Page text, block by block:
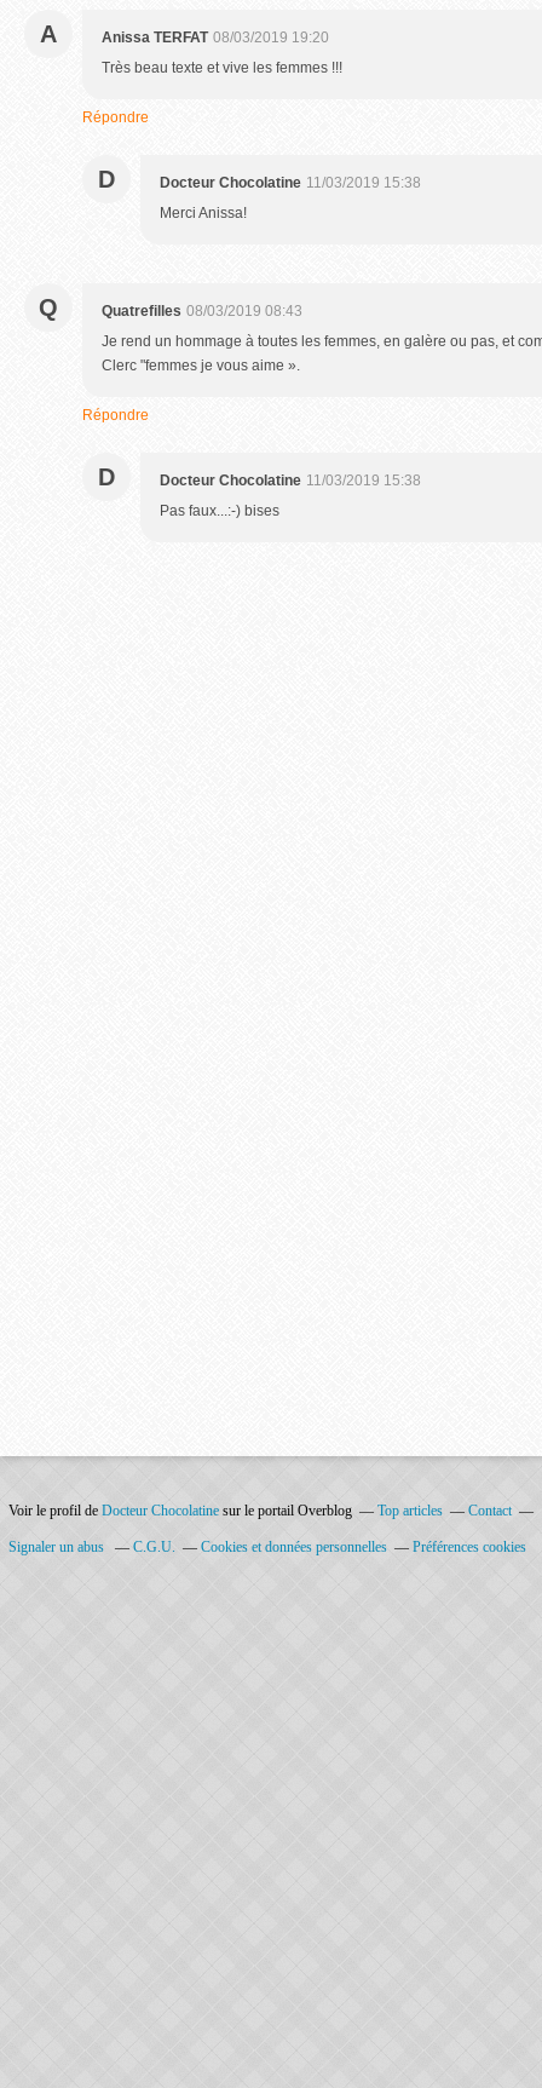
A Anissa TERFAT 08/03/2019 19:20
Très beau texte et vive les femmes !!!
Répondre
D Docteur Chocolatine 11/03/2019 15:38
Merci Anissa!
Q Quatrefilles 08/03/2019 08:43
Je rend un hommage à toutes les femmes, en galère ou pas, et
Clerc "femmes je vous aime ».
Répondre
D Docteur Chocolatine 11/03/2019 15:38
Pas faux...:-) bises
Voir le profil de Docteur Chocolatine sur le portail Overblog Top articles Contact
Signaler un abus C.G.U. Cookies et données personnelles Préférences cookies